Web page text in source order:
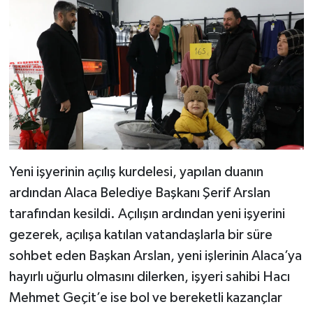
Yeni işyerinin açılış kurdelesi, yapılan duanın
ardından Alaca Belediye Başkanı Şerif Arslan
tarafından kesildi. Açılışın ardından yeni işyerini
gezerek, açılışa katılan vatandaşlarla bir süre
sohbet eden Başkan Arslan, yeni işlerinin Alaca’ya
hayırlı uğurlu olmasını dilerken, işyeri sahibi Hacı
Mehmet Geçit’e ise bol ve bereketli kazançlar